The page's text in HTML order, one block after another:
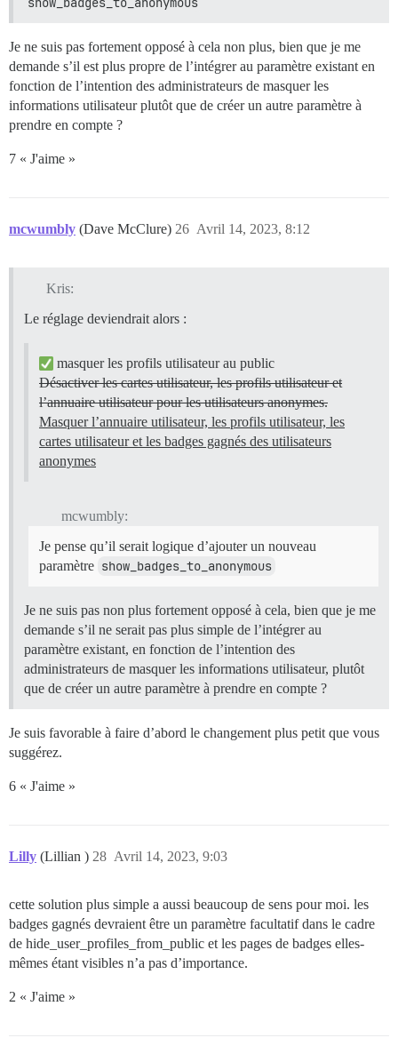
Je ne suis pas fortement opposé à cela non plus, bien que je me
demande s’il est plus propre de l’intégrer au paramètre existant en
fonction de l’intention des administrateurs de masquer les
informations utilisateur plutôt que de créer un autre paramètre à
prendre en compte ?
7 « J'aime »
mcwumbly (Dave McClure) Avril 14, 2023, 8:12
26
Kris:
Le réglage deviendrait alors :
masquer les profils utilisateur au public
Désactiver les cartes utilisateur, les profils utilisateur et
l’annuaire utilisateur pour les utilisateurs anonymes.
Masquer l’annuaire utilisateur, les profils utilisateur, les
cartes utilisateur et les badges gagnés des utilisateurs
anonymes
mcwumbly:
Je pense qu’il serait logique d’ajouter un nouveau
paramètre show_badges_to_anonymous
Je ne suis pas non plus fortement opposé à cela, bien que je me
demande s’il ne serait pas plus simple de l’intégrer au
paramètre existant, en fonction de l’intention des
administrateurs de masquer les informations utilisateur, plutôt
que de créer un autre paramètre à prendre en compte ?
Je suis favorable à faire d’abord le changement plus petit que vous
suggérez.
6 « J'aime »
Lilly (Lillian ) Avril 14, 2023, 9:03
28
cette solution plus simple a aussi beaucoup de sens pour moi. les
badges gagnés devraient être un paramètre facultatif dans le cadre
de hide_user_profiles_from_public et les pages de badges elles-
mêmes étant visibles n’a pas d’importance.
2 « J'aime »